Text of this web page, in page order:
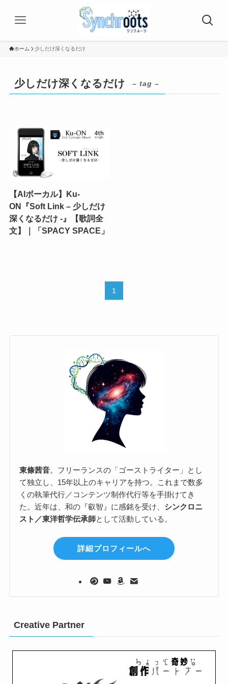
ホーム 少しだけ深くなるだけ
少しだけ深くなるだけ – tag –
【AIボーカル】Ku-
ON『Soft Link – 少しだけ
深くなるだけ -』【歌詞全
文】｜「SPACY SPACE」
1
東條茜音。フリーランスの「ゴーストライター」とし
て独立し、15年以上のキャリアを持つ。これまで数多
くの執筆代行／コンテンツ制作代行等を手掛けてき
た。近年は、和の『叡智』に感銘を受け、 シンクロニ
スト／東洋哲学伝承師として活動している。
詳細プロフィールへ
Creative Partner